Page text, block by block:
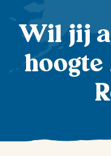
Wil jij